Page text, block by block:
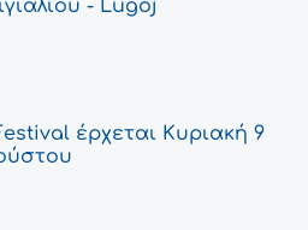
- Lugoj
έρχεται Κυριακή 9